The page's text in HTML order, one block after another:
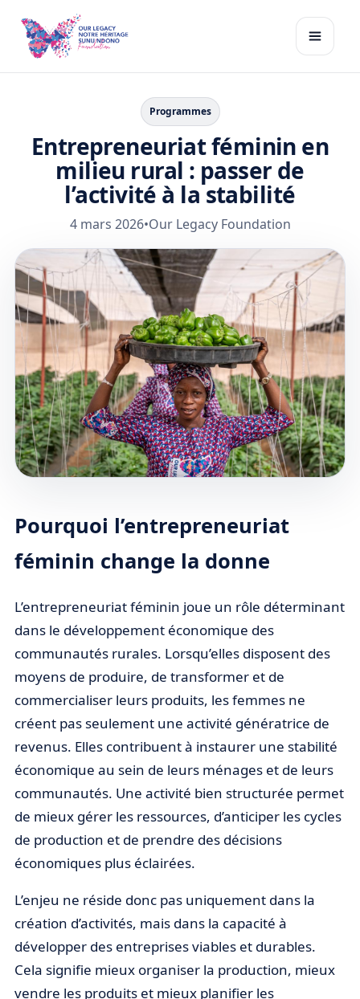
Programmes
Entrepreneuriat féminin en
milieu rural : passer de
l’activité à la stabilité
4 mars 2026•Our Legacy Foundation
Pourquoi l’entrepreneuriat
féminin change la donne
L’entrepreneuriat féminin joue un rôle déterminant
dans le développement économique des
communautés rurales. Lorsqu’elles disposent des
moyens de produire, de transformer et de
commercialiser leurs produits, les femmes ne
créent pas seulement une activité génératrice de
revenus. Elles contribuent à instaurer une stabilité
économique au sein de leurs ménages et de leurs
communautés. Une activité bien structurée permet
de mieux gérer les ressources, d’anticiper les cycles
de production et de prendre des décisions
économiques plus éclairées.
L’enjeu ne réside donc pas uniquement dans la
création d’activités, mais dans la capacité à
développer des entreprises viables et durables.
Cela signifie mieux organiser la production, mieux
vendre les produits et mieux planifier les